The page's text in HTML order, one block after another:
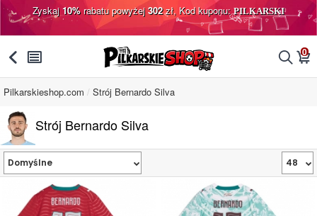
Zyskaj10%rabatu powyżej302zł, Kod kuponu:PILKARSKI
󰅯 󰂩 󰂨 0
󰃦
Pilkarskieshop.com Strój Bernardo Silva
Strój Bernardo Silva